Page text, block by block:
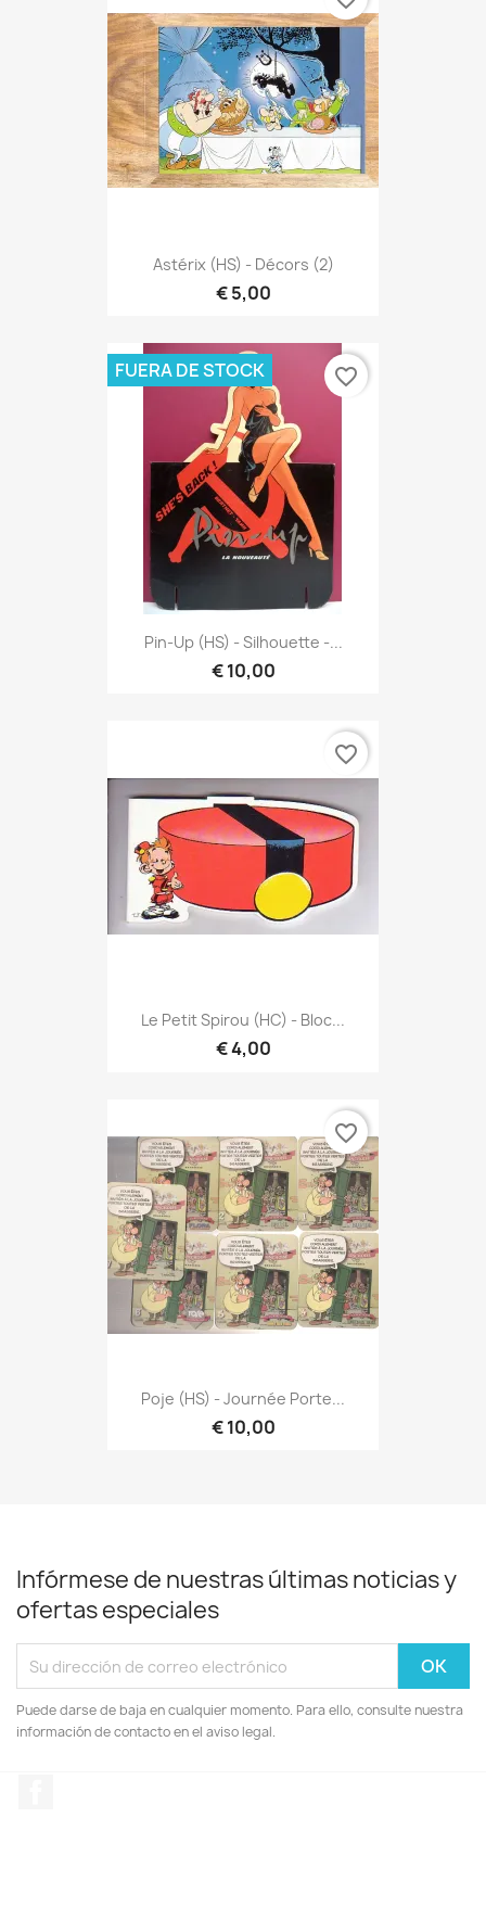
Astérix (HS) - Décors (2)
€ 5,00
Pin-Up (HS) - Silhouette -...
€ 10,00
FUERA DE STOCK favorite_border
Le Petit Spirou (HC) - Bloc...
€ 4,00
favorite_border
Poje (HS) - Journée Porte...
€ 10,00
favorite_border
Infórmese de nuestras últimas noticias y
ofertas especiales
Puede darse de baja en cualquier momento. Para ello, consulte nuestra
información de contacto en el aviso legal.